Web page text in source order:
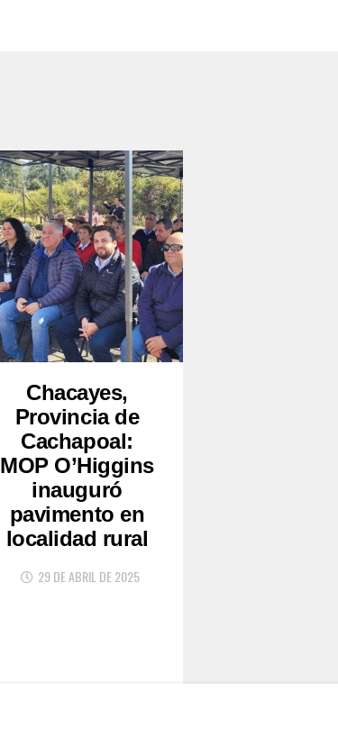
Chacayes,
Provincia de
Cachapoal:
MOP O’Higgins
inauguró
pavimento en
localidad rural
29 DE ABRIL DE 2025